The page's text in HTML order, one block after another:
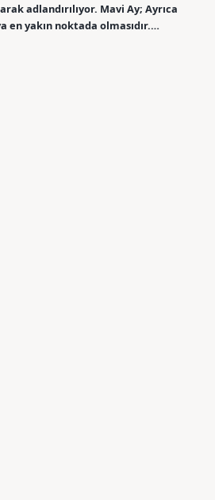
adlandırılıyor. Mavi Ay; Ayrıca
en yakın noktada olmasıdır.…